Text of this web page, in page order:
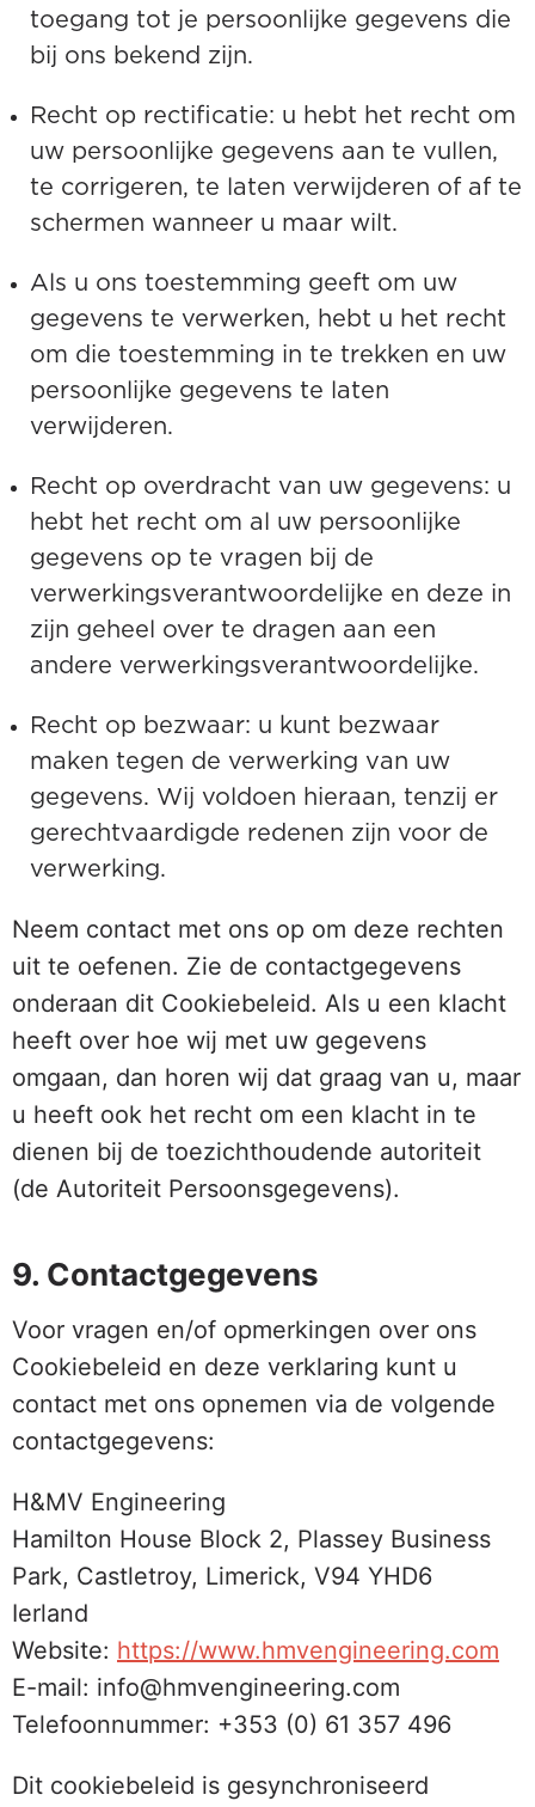
toegang tot je persoonlijke gegevens die
bij ons bekend zijn.
Recht op rectificatie: u hebt het recht om
uw persoonlijke gegevens aan te vullen,
te corrigeren, te laten verwijderen of af te
schermen wanneer u maar wilt.
Als u ons toestemming geeft om uw
gegevens te verwerken, hebt u het recht
om die toestemming in te trekken en uw
persoonlijke gegevens te laten
verwijderen.
Recht op overdracht van uw gegevens: u
hebt het recht om al uw persoonlijke
gegevens op te vragen bij de
verwerkingsverantwoordelijke en deze in
zijn geheel over te dragen aan een
andere verwerkingsverantwoordelijke.
Recht op bezwaar: u kunt bezwaar
maken tegen de verwerking van uw
gegevens. Wij voldoen hieraan, tenzij er
gerechtvaardigde redenen zijn voor de
verwerking.
Neem contact met ons op om deze rechten
uit te oefenen. Zie de contactgegevens
onderaan dit Cookiebeleid. Als u een klacht
heeft over hoe wij met uw gegevens
omgaan, dan horen wij dat graag van u, maar
u heeft ook het recht om een klacht in te
dienen bij de toezichthoudende autoriteit
(de Autoriteit Persoonsgegevens).
9. Contactgegevens
Voor vragen en/of opmerkingen over ons
Cookiebeleid en deze verklaring kunt u
contact met ons opnemen via de volgende
contactgegevens:
H&MV Engineering
Hamilton House Block 2, Plassey Business
Park, Castletroy, Limerick, V94 YHD6
Ierland
Website: https://www.hmvengineering.com
E-mail: info@hmvengineering.com
Telefoonnummer: +353 (0) 61 357 496
Dit cookiebeleid is gesynchroniseerd